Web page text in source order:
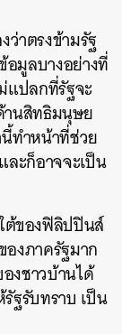
ว่าตรงข้ามรัฐ
อมูลบางอย่างที่
แปลกที่รัฐจะ
านสิทธิมนุษย
ทำหน้าที่ช่วย
ะก็อาจจะเป็น
ต้ของฟิลิปปินส์
งภาครัฐมาก
องชาวบ้านได้
ฐรับทราบ เป็น